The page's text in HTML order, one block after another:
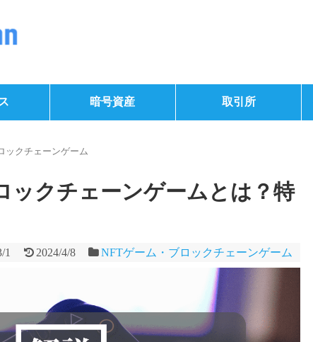
暗号資産 取引所
ックチェーンゲーム
ックチェーンゲームとは？特
1 2024/4/8 NFTゲーム・ブロックチェーンゲーム